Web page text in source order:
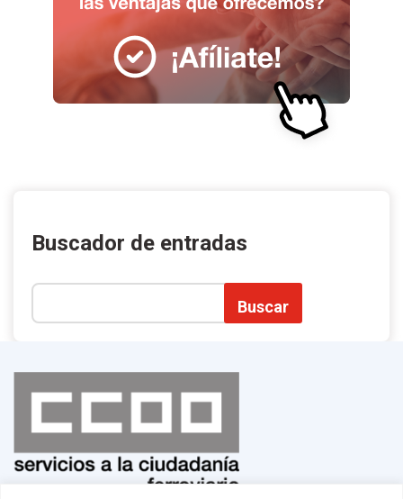
Buscador de entradas
Buscar